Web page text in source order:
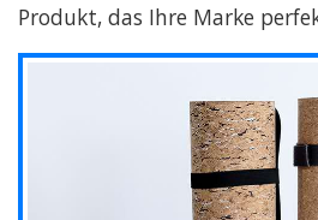
Produkt, das Ihre Marke